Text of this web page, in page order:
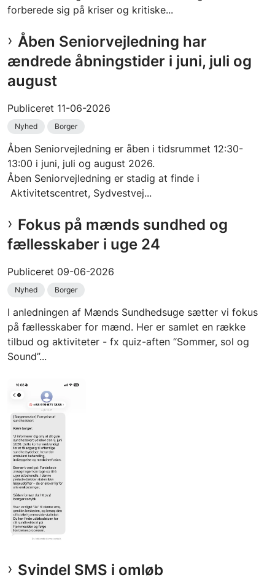
forberede sig på kriser og kritiske...
Åben Seniorvejledning har
ændrede åbningstider i juni, juli og
august
Publiceret 11-06-2026
Nyhed Borger
Åben Seniorvejledning er åben i tidsrummet 12:30-
13:00 i juni, juli og august 2026.
Åben Seniorvejledning er stadig at finde i
Aktivitetscentret, Sydvestvej...
Fokus på mænds sundhed og
fællesskaber i uge 24
Publiceret 09-06-2026
Nyhed Borger
I anledningen af Mænds Sundhedsuge sætter vi fokus
på fællesskaber for mænd. Her er samlet en række
tilbud og aktiviteter - fx quiz-aften “Sommer, sol og
Sound”...
Svindel SMS i omløb